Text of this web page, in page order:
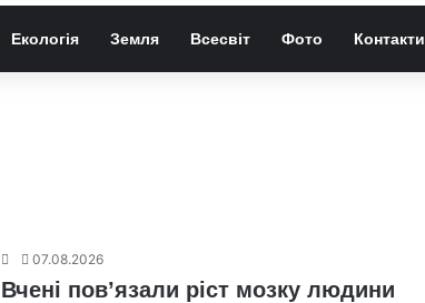
Екологія Земля Всесвіт Фото Контакти
07.08.2026
Вчені пов’язали ріст мозку людини